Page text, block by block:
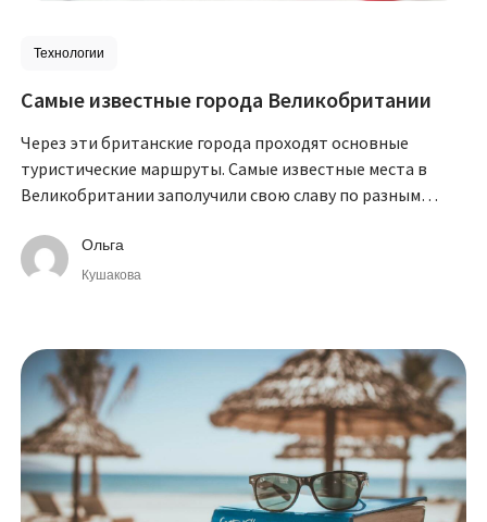
Технологии
Самые известные города Великобритании
Через эти британские города проходят основные
туристические маршруты. Самые известные места в
Великобритании заполучили свою славу по разным
Ольга
Кушакова